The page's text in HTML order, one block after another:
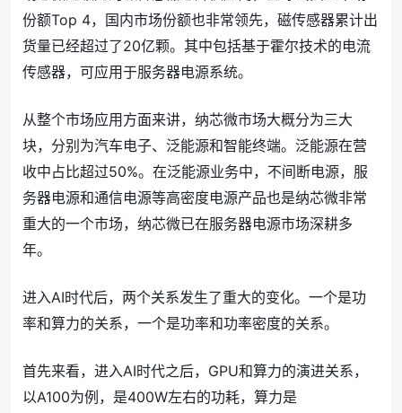
份额Top 4，国内市场份额也非常领先，磁传感器累计出
货量已经超过了20亿颗。其中包括基于霍尔技术的电流
传感器，可应用于服务器电源系统。
从整个市场应用方面来讲，纳芯微市场大概分为三大
块，分别为汽车电子、泛能源和智能终端。泛能源在营
收中占比超过50%。在泛能源业务中，不间断电源，服
务器电源和通信电源等高密度电源产品也是纳芯微非常
重大的一个市场，纳芯微已在服务器电源市场深耕多
年。
进入AI时代后，两个关系发生了重大的变化。一个是功
率和算力的关系，一个是功率和功率密度的关系。
首先来看，进入AI时代之后，GPU和算力的演进关系，
以A100为例，是400W左右的功耗，算力是